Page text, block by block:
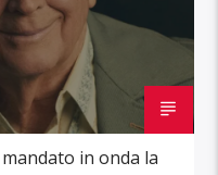
in onda la